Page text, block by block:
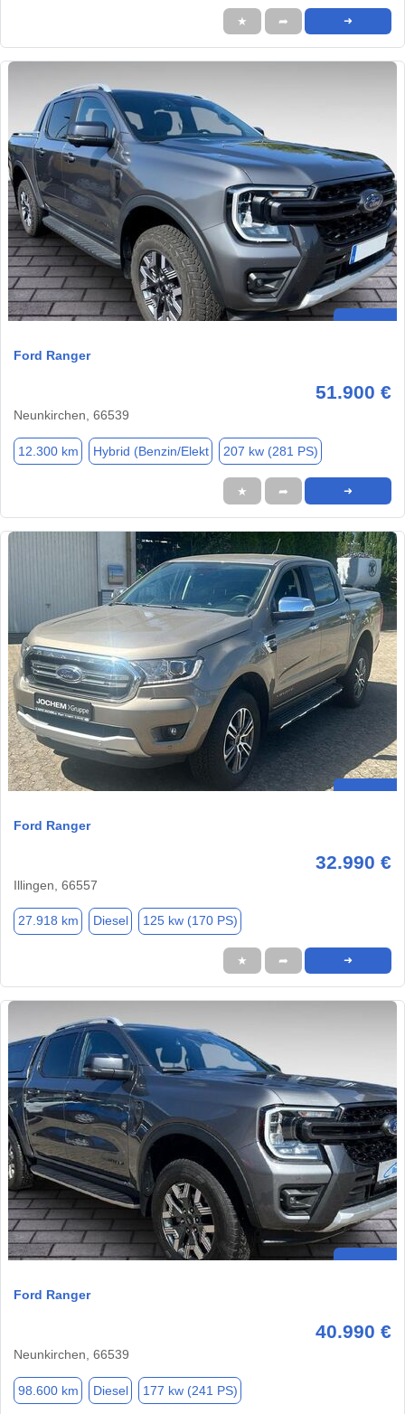
★ ➦ ➜
Ford Ranger
51.900 €
Neunkirchen, 66539
12.300 km Hybrid (Benzin/Elekt 207 kw (281 PS)
★ ➦ ➜
Ford Ranger
32.990 €
Illingen, 66557
27.918 km Diesel 125 kw (170 PS)
★ ➦ ➜
Ford Ranger
40.990 €
Neunkirchen, 66539
98.600 km Diesel 177 kw (241 PS)